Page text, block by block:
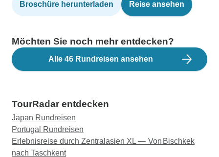
Broschüre herunterladen Reise ansehen
Möchten Sie noch mehr entdecken?
Alle 46 Rundreisen ansehen
TourRadar entdecken
Japan Rundreisen
Portugal Rundreisen
Erlebnisreise durch Zentralasien XL — Von Bischkek
nach Taschkent